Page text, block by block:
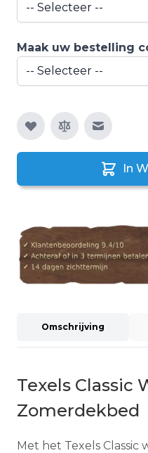
Maak uw bestelling
E-mail
In
Omschrijving
Texels Classic
Zomerdekbed
Met het Texels